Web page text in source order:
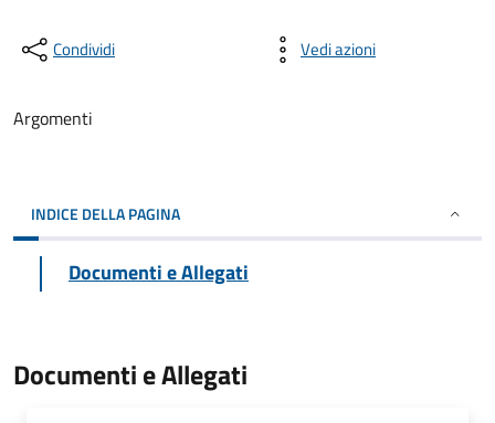
Condividi Vedi azioni
Argomenti
INDICE DELLA PAGINA
Documenti e Allegati
Documenti e Allegati